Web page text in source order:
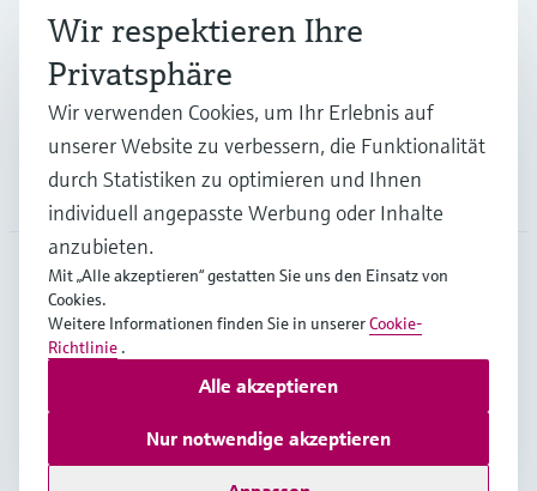
Branchen
Support
Unternehmen
DEU
Copyright © Endress+Hauser Group Services AG
Rechtliches und AGB Deutschland
Wir respektieren Ihre
Privatsphäre
Wir verwenden Cookies, um Ihr Erlebnis auf
unserer Website zu verbessern, die Funktionalität
durch Statistiken zu optimieren und Ihnen
individuell angepasste Werbung oder Inhalte
anzubieten.
Mit „Alle akzeptieren“ gestatten Sie uns den Einsatz von
Cookies.
Weitere Informationen finden Sie in unsererCookie-
Richtlinie .
Nur notwendige akzeptieren
Alle akzeptieren